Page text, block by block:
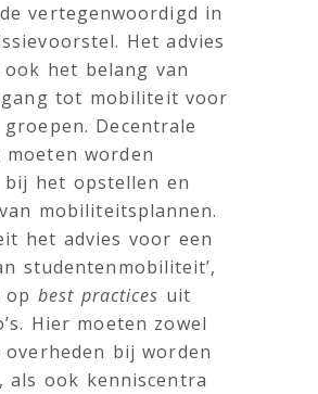
vertegenwoordigd in
Het advies
het belang van
tot mobiliteit voor
Decentrale
moeten worden
het opstellen en
mobiliteitsplannen.
het advies voor een
studentenmobiliteit’,
op best practices uit
Hier moeten zowel
overheden bij worden
als ook kenniscentra